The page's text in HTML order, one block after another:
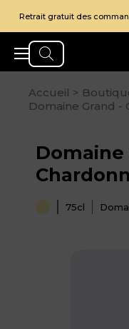
des commandes
Accueil >
Domaine Grand -
Domaine
75cl